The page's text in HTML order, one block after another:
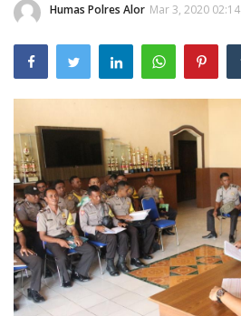
Binkam
Lantas
Giat Ops
Polisi Kita
Humas Polres Alor Mar 3, 2020 02:14